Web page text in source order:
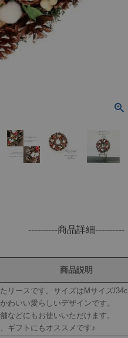
----------商品詳細----------
商品説明
リースです。サイズはMサイズ/
わいい愛らしいデザインです。
などにもお使いいただけます。
ギフトにもオススメです♪